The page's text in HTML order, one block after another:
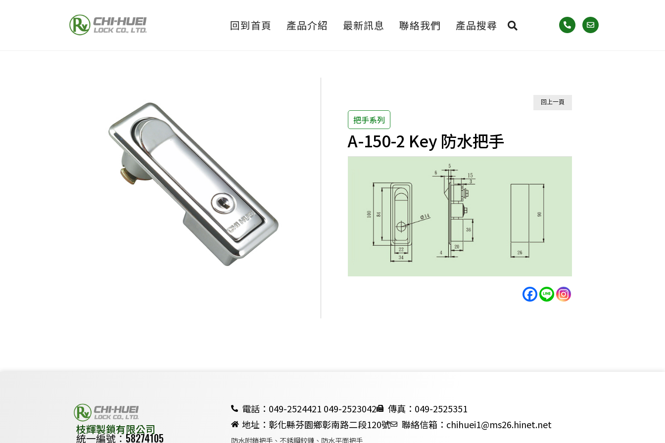
回到首頁 產品介紹 最新訊息 聯絡我們 產品搜尋
回上一頁
把手系列
A-150-2 Key 防水把手
枝輝製鎖有限公司
統一編號：58274105
電話：049-2524421 049-2523042
傳真：049-2525351
地址：彰化縣芬園鄉彰南路二段120號
聯絡信箱：chihuei1@ms26.hinet.net
防水附鎖把手、不銹鋼鉸鏈、防水平面把手